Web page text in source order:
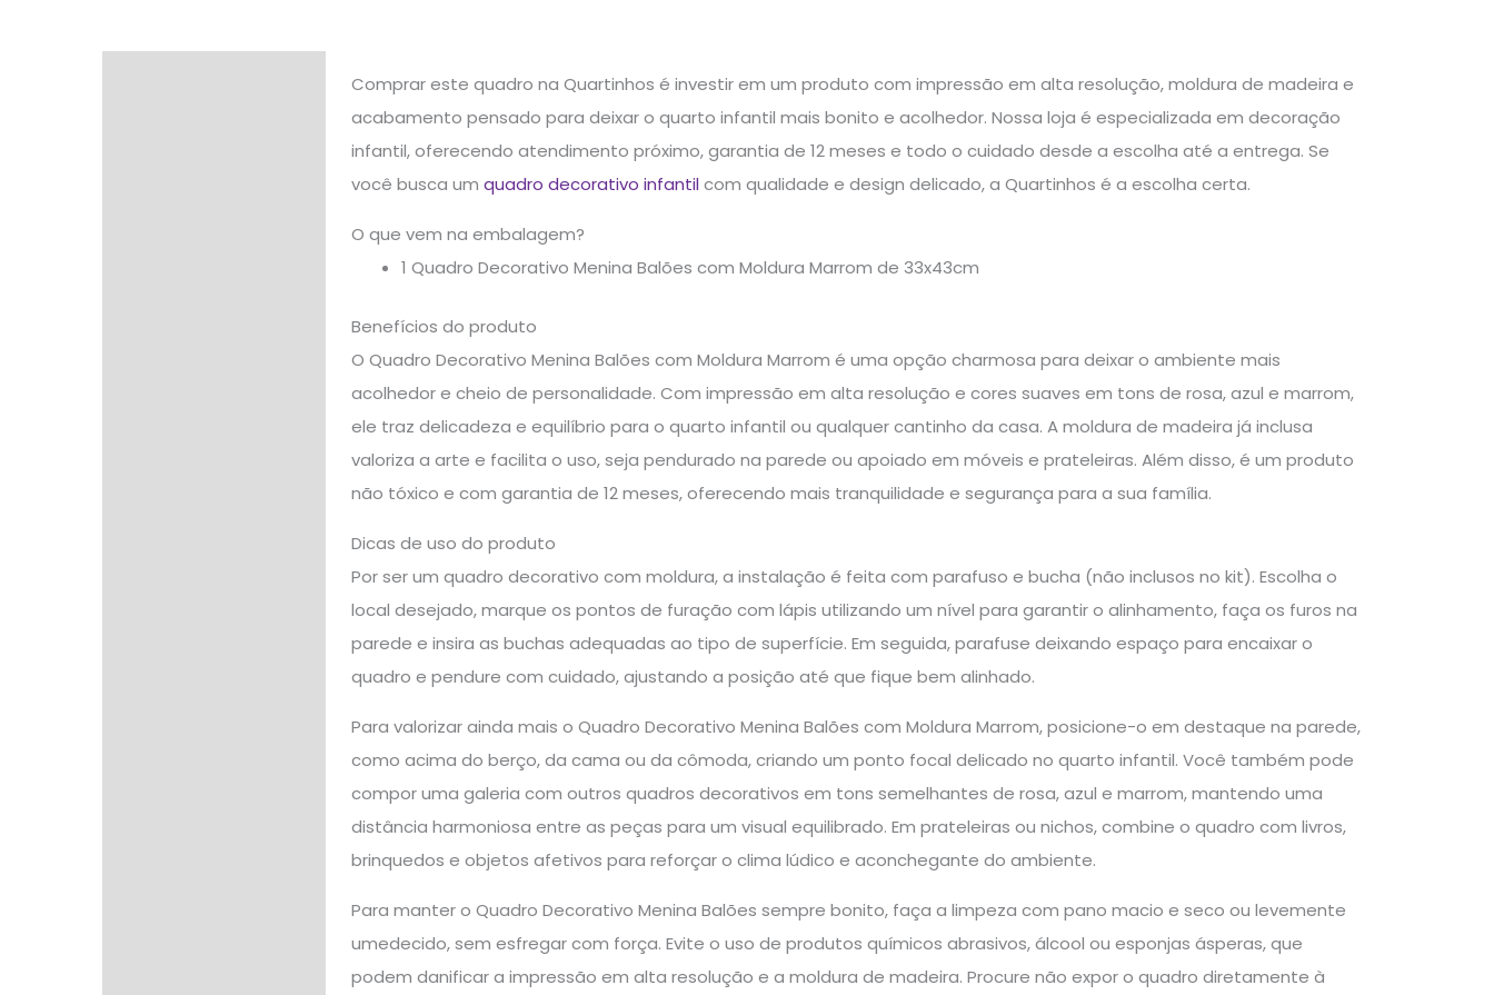
Comprar este quadro na Quartinhos é investir em um produto com impressão em alta resolução, moldura de madeira e
acabamento pensado para deixar o quarto infantil mais bonito e acolhedor. Nossa loja é especializada em decoração
infantil, oferecendo atendimento próximo, garantia de 12 meses e todo o cuidado desde a escolha até a entrega. Se
você busca um quadro decorativo infantil com qualidade e design delicado, a Quartinhos é a escolha certa.
O que vem na embalagem?
1 Quadro Decorativo Menina Balões com Moldura Marrom de 33x43cm
Benefícios do produto
O Quadro Decorativo Menina Balões com Moldura Marrom é uma opção charmosa para deixar o ambiente mais
acolhedor e cheio de personalidade. Com impressão em alta resolução e cores suaves em tons de rosa, azul e marrom,
ele traz delicadeza e equilíbrio para o quarto infantil ou qualquer cantinho da casa. A moldura de madeira já inclusa
valoriza a arte e facilita o uso, seja pendurado na parede ou apoiado em móveis e prateleiras. Além disso, é um produto
não tóxico e com garantia de 12 meses, oferecendo mais tranquilidade e segurança para a sua família.
Dicas de uso do produto
Por ser um quadro decorativo com moldura, a instalação é feita com parafuso e bucha (não inclusos no kit). Escolha o
local desejado, marque os pontos de furação com lápis utilizando um nível para garantir o alinhamento, faça os furos na
parede e insira as buchas adequadas ao tipo de superfície. Em seguida, parafuse deixando espaço para encaixar o
quadro e pendure com cuidado, ajustando a posição até que fique bem alinhado.
Para valorizar ainda mais o Quadro Decorativo Menina Balões com Moldura Marrom, posicione-o em destaque na parede,
como acima do berço, da cama ou da cômoda, criando um ponto focal delicado no quarto infantil. Você também pode
compor uma galeria com outros quadros decorativos em tons semelhantes de rosa, azul e marrom, mantendo uma
distância harmoniosa entre as peças para um visual equilibrado. Em prateleiras ou nichos, combine o quadro com livros,
brinquedos e objetos afetivos para reforçar o clima lúdico e aconchegante do ambiente.
Para manter o Quadro Decorativo Menina Balões sempre bonito, faça a limpeza com pano macio e seco ou levemente
umedecido, sem esfregar com força. Evite o uso de produtos químicos abrasivos, álcool ou esponjas ásperas, que
podem danificar a impressão em alta resolução e a moldura de madeira. Procure não expor o quadro diretamente à